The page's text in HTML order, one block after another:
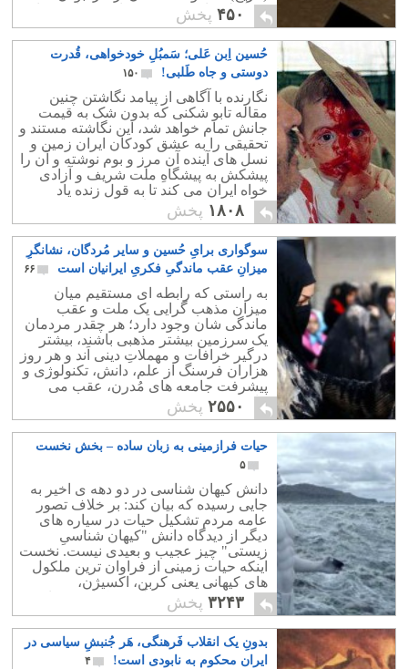
شرایط حیات در دوره ی از عمر این سیاره
را دارد.
۴۵۰ پخش
حُسین اِبن عَلی؛ سَمبُلِ خودخواهی، قُدرت
دوستی و جاه طَلبی!
۱۵۰
نگارنده با آگاهی از پیامد نگاشتن چنین
مقاله تابو شکنی که بدون شک به قیمت
جانش تمام خواهد شد، این نگاشته مستند و
تحقیقی را به عشق کودکان ایران زمین و
نسل های آینده آن مرز و بوم نوشته و آن را
پیشکش به پیشگاهِ ملت شریف و آزادی
خواه ایران می کند تا به قول زنده یاد
کسروی: "بخوانند و داوَری کنند..."
۱۸۰۸ پخش
سوگواری برایِ حُسین و سایر مُردگان، نشانگرِ
میزانِ عقب ماندگیِ فکریِ ایرانیان است
۶۶
به راستی که رابطه ای مستقیم میان
میزان مذهب گرایی یک ملت و عقب
ماندگی شان وجود دارد؛ هر چقدر مردمان
یک سرزمین بیشتر مذهبی باشند، بیشتر
درگیر خرافات و مهملاتِ دینی اَند و هر روز
هزاران فرسنگ از علم، دانش، تکنولوژی و
پیشرفت جامعه های مُدرن، عقب می
مانند.۲۵۵۰ پخش
حیات فرازمینی به زبان ساده – بخش نخست
۵
دانش کیهان شناسی در دو دهه ی اخیر به
جایی رسیده که بیان کند: بر خلاف تصور
عامه مردم تشکیل حیات در سیاره های
دیگر از دیدگاه دانش "کیهان شناسیِ
زیستی" چیز عجیب و بعیدی نیست. نخست
اینکه حیات زمینی از فراوان ترین ملکول
های کیهانی یعنی کربن، اکسیژن،
هیدروژن، نیتروژن و آب تشکیل شده است.
۳۲۴۳ پخش
بدونِ یک انقلاب فَرهنگی، هَر جُنبشِ سیاسی در
ایران محکوم به نابودی است!
۴